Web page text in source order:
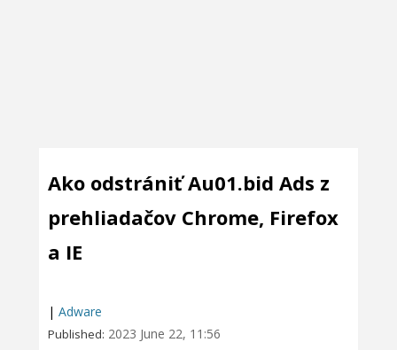
Ako odstrániť Au01.bid Ads z
prehliadačov Chrome, Firefox
a IE
| Adware
Published: 2023 June 22, 11:56